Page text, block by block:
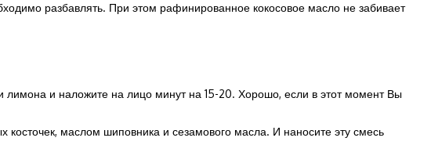
разбавлять. При этом рафинированное кокосовое масло не забивает
лимона и наложите на лицо минут на 15-20. Хорошо, если в этот момент Вы
косточек, маслом шиповника и сезамового масла. И наносите эту смесь